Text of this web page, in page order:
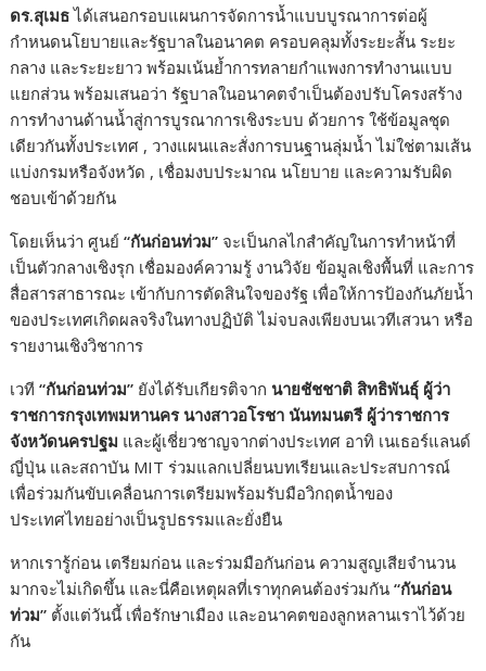
ดร.สุเมธได้เสนอกรอบแผนการจัดการน้ำแบบบูรณาการต่อผู้
กำหนดนโยบายและรัฐบาลในอนาคต ครอบคลุมทั้งระยะสั้น ระยะ
กลาง และระยะยาว พร้อมเน้นย้ำการทลายกำแพงการทำงานแบบ
แยกส่วน พร้อมเสนอว่า รัฐบาลในอนาคตจำเป็นต้องปรับโครงสร้าง
การทำงานด้านน้ำสู่การบูรณาการเชิงระบบ ด้วยการ ใช้ข้อมูลชุด
เดียวกันทั้งประเทศ , วางแผนและสั่งการบนฐานลุ่มน้ำ ไม่ใช่ตามเส้น
แบ่งกรมหรือจังหวัด , เชื่อมงบประมาณ นโยบาย และความรับผิด
ชอบเข้าด้วยกัน
โดยเห็นว่า ศูนย์“กันก่อนท่วม” จะเป็นกลไกสำคัญในการทำหน้าที่
เป็นตัวกลางเชิงรุก เชื่อมองค์ความรู้ งานวิจัย ข้อมูลเชิงพื้นที่ และการ
สื่อสารสาธารณะ เข้ากับการตัดสินใจของรัฐ เพื่อให้การป้องกันภัยน้ำ
ของประเทศเกิดผลจริงในทางปฏิบัติ ไม่จบลงเพียงบนเวทีเสวนา หรือ
รายงานเชิงวิชาการ
เวที“กันก่อนท่วม” ยังได้รับเกียรติจาก นายชัชชาติ สิทธิพันธุ์ ผู้ว่า
ราชการกรุงเทพมหานคร นางสาวอโรชา นันทมนตรี ผู้ว่าราชการ
จังหวัดนครปฐม และผู้เชี่ยวชาญจากต่างประเทศ อาทิ เนเธอร์แลนด์
ญี่ปุ่น และสถาบัน MIT ร่วมแลกเปลี่ยนบทเรียนและประสบการณ์
เพื่อร่วมกันขับเคลื่อนการเตรียมพร้อมรับมือวิกฤตน้ำของ
ประเทศไทยอย่างเป็นรูปธรรมและยั่งยืน
หากเรารู้ก่อน เตรียมก่อน และร่วมมือกันก่อน ความสูญเสียจำนวน
มากจะไม่เกิดขึ้น และนี่คือเหตุผลที่เราทุกคนต้องร่วมกัน“กันก่อน
ท่วม” ตั้งแต่วันนี้ เพื่อรักษาเมือง และอนาคตของลูกหลานเราไว้ด้วย
กัน